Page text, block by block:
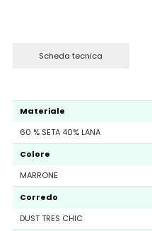
Scheda tecnica
Materiale
60 % SETA 40% LANA
Colore
MARRONE
Corredo
DUST TRES CHIC